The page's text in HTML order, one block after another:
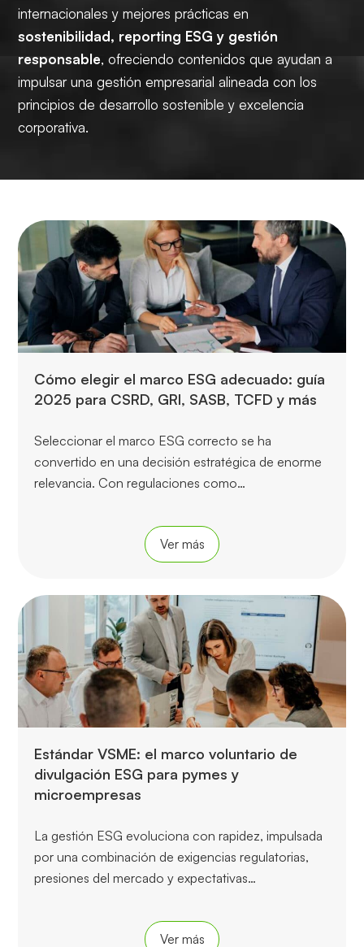
internacionales y mejores prácticas en
sostenibilidad, reporting ESG y gestión
responsable, ofreciendo contenidos que ayudan a
impulsar una gestión empresarial alineada con los
principios de desarrollo sostenible y excelencia
corporativa.
Cómo elegir el marco ESG adecuado: guía
2025 para CSRD, GRI, SASB, TCFD y más
Seleccionar el marco ESG correcto se ha
convertido en una decisión estratégica de enorme
relevancia. Con regulaciones como…
Ver más
Estándar VSME: el marco voluntario de
divulgación ESG para pymes y
microempresas
La gestión ESG evoluciona con rapidez, impulsada
por una combinación de exigencias regulatorias,
presiones del mercado y expectativas…
Ver más